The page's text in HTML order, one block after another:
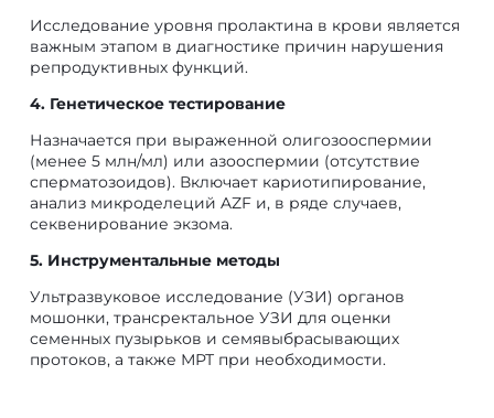
Исследование уровня пролактина в крови является
важным этапом в диагностике причин нарушения
репродуктивных функций.
4. Генетическое тестирование
Назначается при выраженной олигозооспермии
(менее 5 млн/мл) или азооспермии (отсутствие
сперматозоидов). Включает кариотипирование,
анализ микроделеций AZF и, в ряде случаев,
секвенирование экзома.
5. Инструментальные методы
Ультразвуковое исследование (УЗИ) органов
мошонки, трансректальное УЗИ для оценки
семенных пузырьков и семявыбрасывающих
протоков, а также МРТ при необходимости.